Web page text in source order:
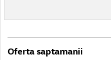
Oferta saptamanii